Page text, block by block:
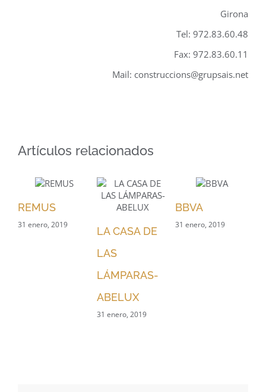
Girona
Tel: 972.83.60.48
Fax: 972.83.60.11
Mail: construccions@grupsais.net
Artículos relacionados
REMUS
31 enero, 2019
LA CASA DE
LAS
LÁMPARAS-
ABELUX
31 enero, 2019
BBVA
31 enero, 2019